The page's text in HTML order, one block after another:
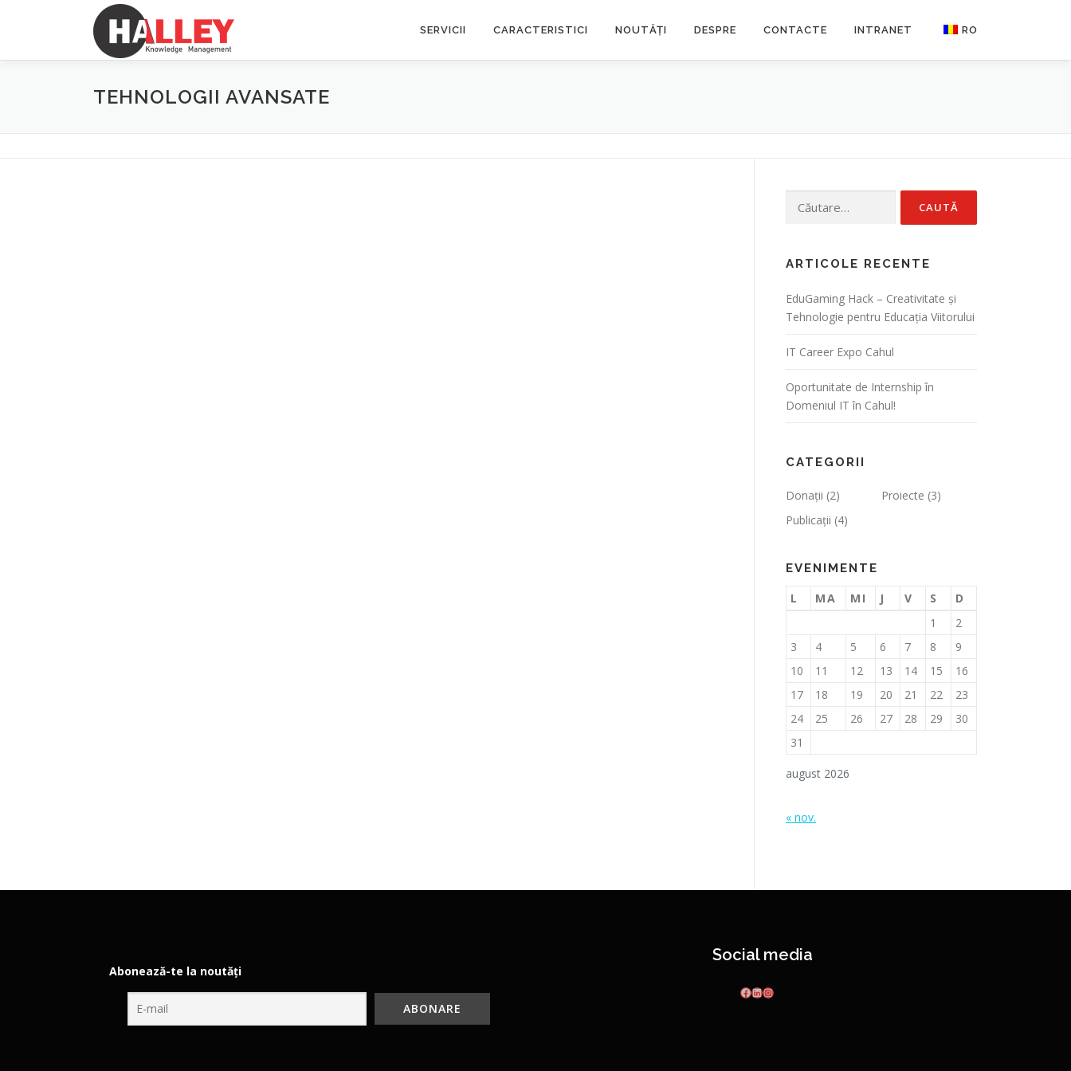
SERVICII CARACTERISTICI NOUTĂȚI DESPRE CONTACTE INTRANET RO
TEHNOLOGII AVANSATE
după:
ARTICOLE RECENTE
EduGaming Hack – Creativitate și
Tehnologie pentru Educația Viitorului
IT Career Expo Cahul
Oportunitate de Internship în
Domeniul IT în Cahul!
CATEGORII
Donații (2) Proiecte (3)
Publicații (4)
EVENIMENTE
august 2026
L MA MI J V S
D
1
2
3
4 5 6 7 8
9
10
11 12 13 14 15
16
17
18 19 20 21 22
23
24
25 26 27 28 29
30
31
« nov.
Abonează-te la noutăți
Social media
Facebook LinkedIn Instagram